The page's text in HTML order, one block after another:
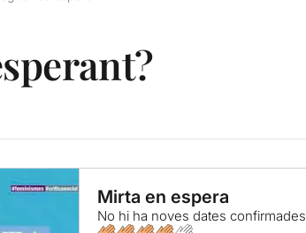
Mirta en espera
No hi ha noves dates confirmades